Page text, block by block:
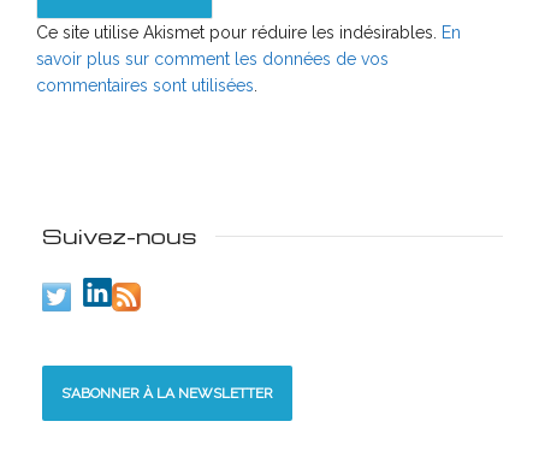
Ce site utilise Akismet pour réduire les indésirables.
En
savoir plus sur comment les données de vos
commentaires sont utilisées
Suivez-nous
S’ABONNER À LA NEWSLETTER